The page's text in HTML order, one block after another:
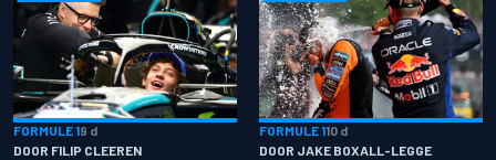
FORMULE 19 d
DOOR FILIP CLEEREN
FORMULE 110 d
DOOR JAKE BOXALL-LEGGE